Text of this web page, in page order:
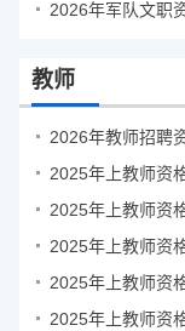
2026年军队文职
教师
2026年教师招聘
2025年上教师资
2025年上教师资
2025年上教师资
2025年上教师资
2025年上教师资